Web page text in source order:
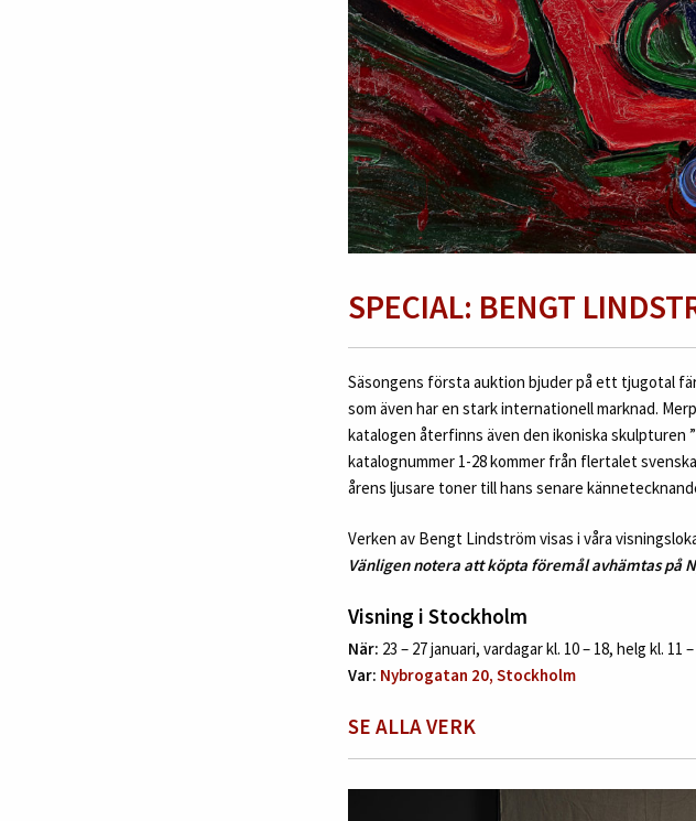
SPECIAL: BENGT
Säsongens första auktion bjuder på ett tjugotal
som även har en stark internationell marknad.
katalogen återfinns även den ikoniska skulpturen
katalognummer 1-28 kommer från flertalet
årens ljusare toner till hans senare
Verken av Bengt Lindström visas i våra
Vänligen notera att köpta föremål avhämtas på
Visning i Stockholm
När: 23 – 27 januari, vardagar kl. 10 – 18, helg kl. 11 –
Var: Nybrogatan 20, Stockholm
SE ALLA VERK